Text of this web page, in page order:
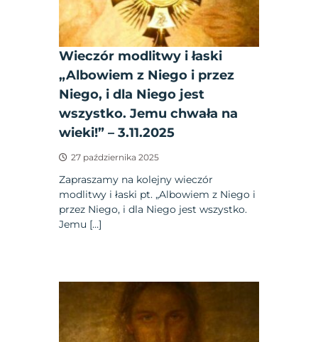
Wieczór modlitwy i łaski
„Albowiem z Niego i przez
Niego, i dla Niego jest
wszystko. Jemu chwała na
wieki!” – 3.11.2025
27 października 2025
Zapraszamy na kolejny wieczór
modlitwy i łaski pt. „Albowiem z Niego i
przez Niego, i dla Niego jest wszystko.
Jemu […]